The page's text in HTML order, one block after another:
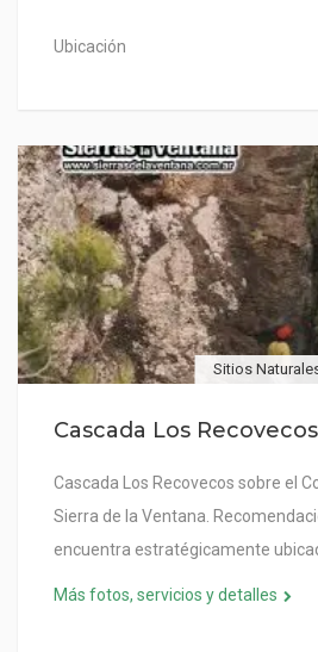
Ubicación
Sitios
Cascada Los Recovecos
Cascada Los Recovecos sobre el
Sierra de la Ventana.
encuentra estratégicamente
Más fotos, servicios y detalles